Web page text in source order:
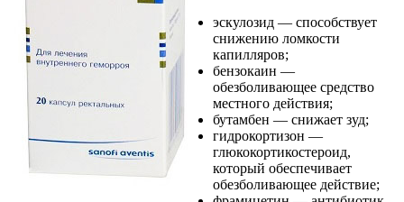
эскулозид — способствует
снижению ломкости
капилляров;
бензокаин —
обезболивающее средство
местного действия;
бутамбен — снижает зуд;
гидрокортизон —
глюкокортикостероид,
который обеспечивает
обезболивающее действие;